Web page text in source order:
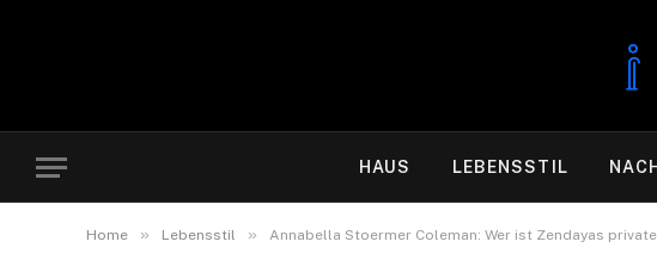
HAUS LEBENSSTIL
Home » Lebensstil » Annabella Stoermer Coleman: Wer ist Zendayas